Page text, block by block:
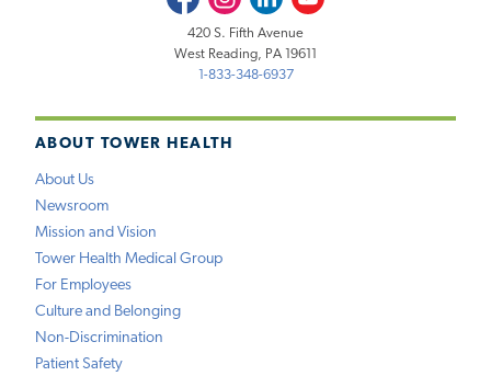
ABOUT TOWER HEALTH
About Us
Newsroom
Mission and Vision
Tower Health Medical Group
For Employees
Culture and Belonging
Non-Discrimination
Patient Safety
420 S. Fifth Avenue
West Reading, PA 19611
1-833-348-6937